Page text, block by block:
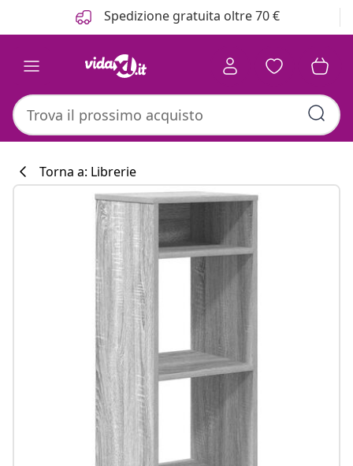
Spedizione gratuita oltre 70 €
Torna a: Librerie